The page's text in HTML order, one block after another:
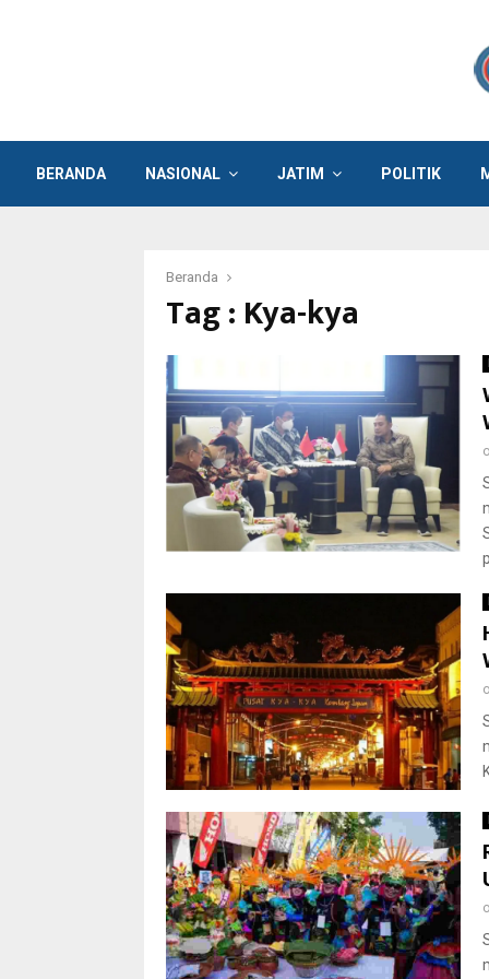
BERANDA NASIONAL JATIM POLITIK
Beranda
Tag : Kya-kya